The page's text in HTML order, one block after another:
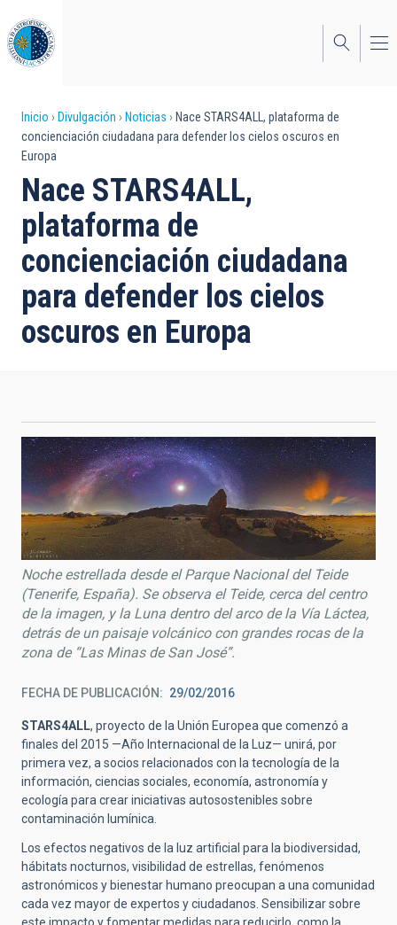
al
contenido
principal
Sobrescribir
enlaces
de
ayuda
a
la
navegación
Inicio Divulgación Noticias
Nace STARS4ALL, plataforma de
concienciación ciudadana para defender los cielos oscuros en
Europa
Nace STARS4ALL,
plataforma de
concienciación ciudadana
para defender los cielos
oscuros en Europa
Noche estrellada desde el Parque Nacional del Teide
(Tenerife, España). Se observa el Teide, cerca del centro
de la imagen, y la Luna dentro del arco de la Vía Láctea,
detrás de un paisaje volcánico con grandes rocas de la
zona de “Las Minas de San José”.
FECHA DE PUBLICACIÓN 29/02/2016
STARS4ALL, proyecto de la Unión Europea que comenzó a
finales del 2015 —Año Internacional de la Luz— unirá, por
primera vez, a socios relacionados con la tecnología de la
información, ciencias sociales, economía, astronomía y
ecología para crear iniciativas autosostenibles sobre
contaminación lumínica.
Los efectos negativos de la luz artificial para la biodiversidad,
hábitats nocturnos, visibilidad de estrellas, fenómenos
astronómicos y bienestar humano preocupan a una comunidad
cada vez mayor de expertos y ciudadanos. Sensibilizar sobre